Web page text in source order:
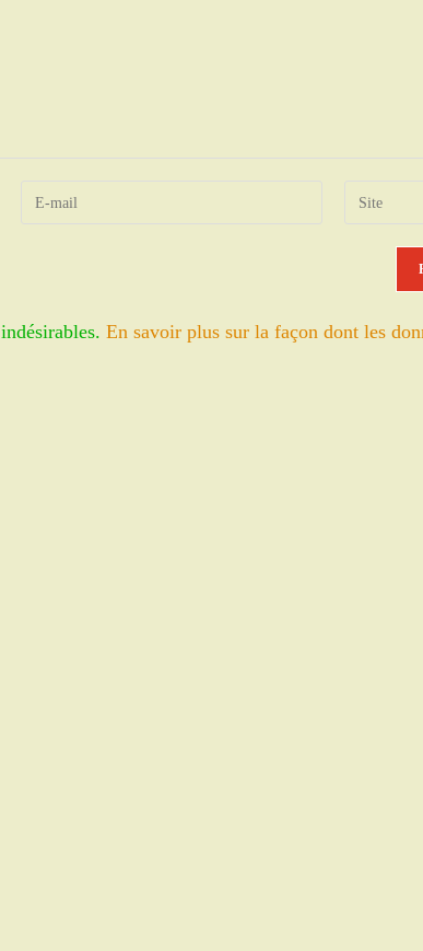
Enter
comment
Saisir
(facultatif)
En savoir plus sur la façon dont les